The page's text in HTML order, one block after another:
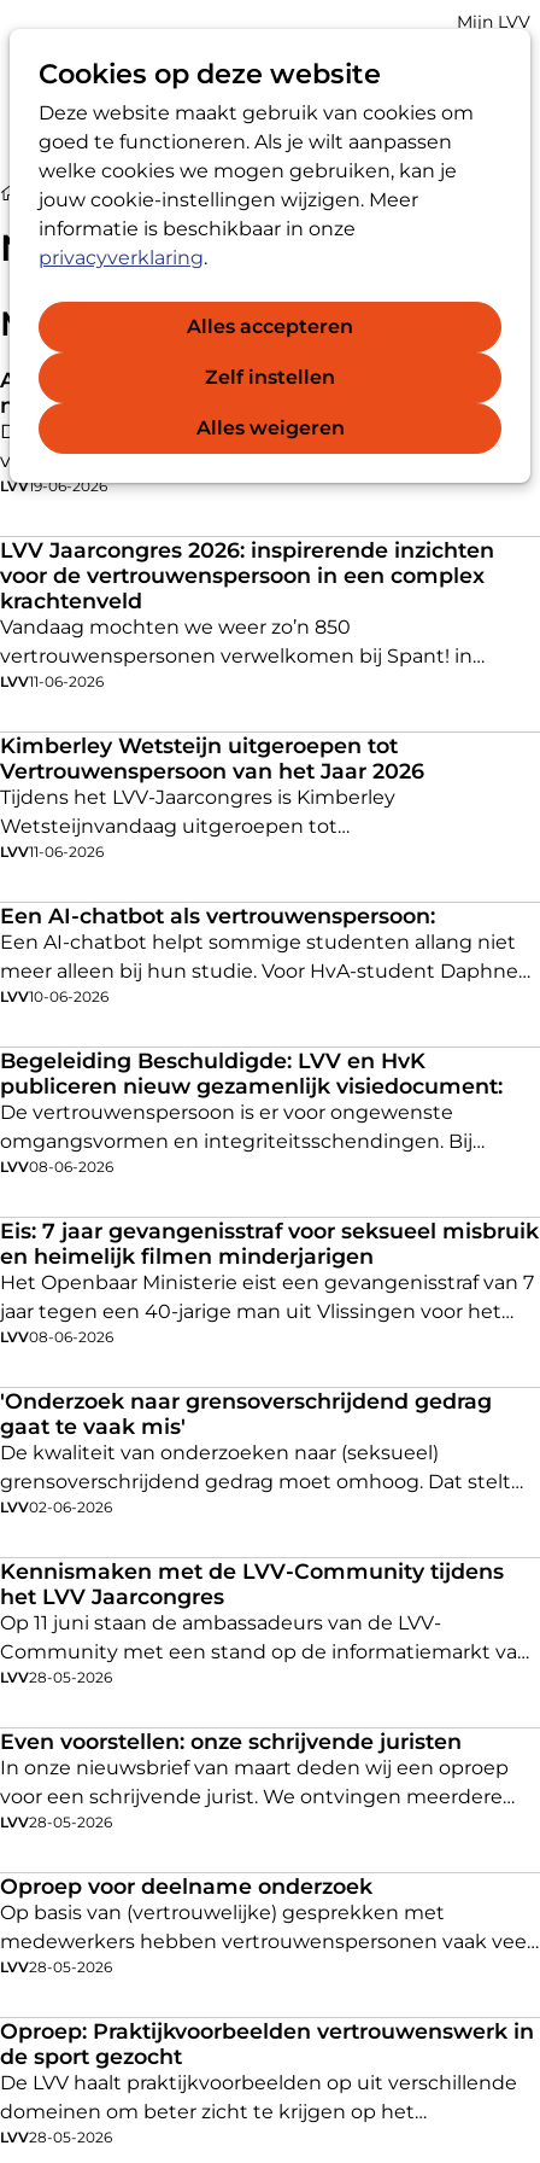
Cookies op deze website
Deze website maakt gebruik van cookies om
goed te functioneren. Als je wilt aanpassen
welke cookies we mogen gebruiken, kan je
jouw cookie-instellingen wijzigen. Meer
informatie is beschikbaar in onze
privacyverklaring.
Alles accepteren
Zelf instellen
Alles weigeren
Zoek
Account
Mijn LVV
Nieuws
Nieuws
Meer van het laatste nieuws
Actie voor veilige muzieksector nog steeds hard
nodig
De muzieksector is in beweging, maar echte
verandering blijft achter. Dat is de belangrijkste
conclusie van het rapport Schuivende normen,
grensoverschrijdend gedrag in de muzieksector. Het
onderzoek werd uitgevoerd door Movisie, in opdracht
van Taskforce GO!
LVV19-06-2026
LVV Jaarcongres 2026: inspirerende inzichten
voor de vertrouwenspersoon in een complex
krachtenveld
Vandaag mochten we weer zo’n 850
vertrouwenspersonen verwelkomen bij Spant! in
Bussum voor het LVV Jaarcongres 2026. Onder het
vertrouwenspersoon in een complex krachtenveld’
stond deze dag volledig in het teken van de
uitdagingen én mogelijkheden van het vak in een
samenleving die voortdurend in beweging is.
LVV11-06-2026
Kimberley Wetsteijn uitgeroepen tot
Vertrouwenspersoon van het Jaar 2026
Tijdens het LVV-Jaarcongres is Kimberley
Wetsteijnvandaag uitgeroepen tot
Vertrouwenspersoon van het Jaar 2026. Zij ontving de
Vertrouwenspersoon van het Jaar 2025.
LVV11-06-2026
Een AI-chatbot als vertrouwenspersoon:
Een AI-chatbot helpt sommige studenten allang niet
meer alleen bij hun studie. Voor HvA-student Daphne
(20) werd het chatvenster ook een plek voor twijfels en
LVV10-06-2026
Begeleiding Beschuldigde: LVV en HvK
publiceren nieuw gezamenlijk visiedocument:
De vertrouwenspersoon is er voor ongewenste
omgangsvormen en integriteitsschendingen. Bij
meldingen en klachten zijn naast slachtoffers ook
zij hebben vanuit goed werkgeverschap recht op
passende ondersteuning.
LVV08-06-2026
Eis: 7 jaar gevangenisstraf voor seksueel misbruik
en heimelijk filmen minderjarigen
Het Openbaar Ministerie eist een gevangenisstraf van 7
jaar tegen een 40-jarige man uit Vlissingen voor het
seksueel misbruiken van een minderjarige jongen en
sportkleedkamers.
LVV08-06-2026
'Onderzoek naar grensoverschrijdend gedrag
gaat te vaak mis'
De kwaliteit van onderzoeken naar (seksueel)
grensoverschrijdend gedrag moet omhoog. Dat stelt
Mariëtte Hamer, regeringscommissaris op dit
het onderzoeken naar personen.
LVV02-06-2026
Kennismaken met de LVV-Community tijdens
het LVV Jaarcongres
Op 11 juni staan de ambassadeurs van de LVV-
Community met een stand op de informatiemarkt van
het LVV-Congres.
LVV28-05-2026
Even voorstellen: onze schrijvende juristen
In onze nieuwsbrief van maart deden wij een oproep
voor een schrijvende jurist. We ontvingen meerdere
enthousiaste reacties van juristen die alle
bevlogenheid volgen én een passie hebben voor
schrijven. Wij zijn ontzettend blij om te zien hoeveel
betrokkenheid er leeft binnen ons netwerk.
LVV28-05-2026
Oproep voor deelname onderzoek
Op basis van (vertrouwelijke) gesprekken met
medewerkers hebben vertrouwenspersonen vaak veel
informatie over problemen die in de organisatie spelen.
urgentie daarvan over te brengen, zonder de
vertrouwelijkheid te schaden. Hoe zorg je dat de
organisatie in actie komt, ook zonder dat er een formele
klacht is ingediend?
LVV28-05-2026
Oproep: Praktijkvoorbeelden vertrouwenswerk in
de sport gezocht
De LVV haalt praktijkvoorbeelden op uit verschillende
domeinen om beter zicht te krijgen op het
vertrouwenswerk. Eerder deden we dit binnen het
LVV28-05-2026